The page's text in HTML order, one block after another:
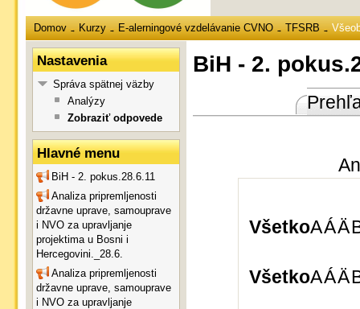
Domov → Kurzy → E-alerningové vzdelávanie CVNO → TFSRB →
BiH - 2.
VšetkoAÁÄ
VšetkoAÁÄ
Nastavenia
Správa spätnej väzby
Analýzy
Zobraziť odpovede
Hlavné menu
BiH - 2. pokus.28.6.11
Analiza pripremljenosti
državne uprave, samouprave
i NVO za upravljanje
projektima u Bosni i
Hercegovini._28.6.
Analiza pripremljenosti
državne uprave, samouprave
i NVO za upravljanje